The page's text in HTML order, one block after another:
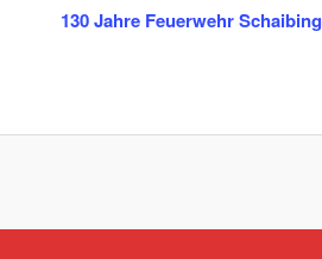
130 Jahre Feuerwehr Schaibing